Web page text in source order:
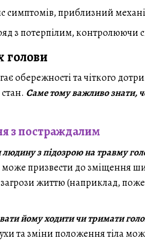
симптомів, приблизний
з потерпілим, контролюючи
голови
обережності та чіткого
Саме тому важливо знати,
з постраждалим
з підозрою на травму
призвести до зміщення
життю (наприклад,
йому ходити чи тримати
та зміни положення тіла